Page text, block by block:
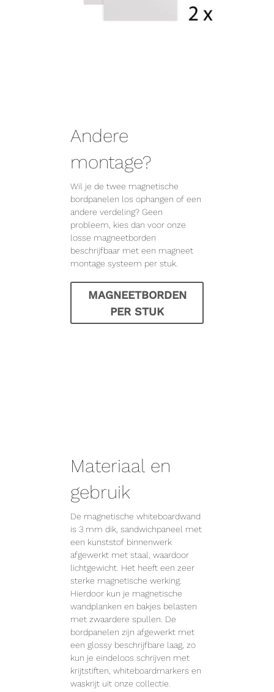
Andere
montage?
Wil je de twee magnetische
bordpanelen los ophangen of een
andere verdeling? Geen
probleem, kies dan voor onze
losse magneetborden
beschrijfbaar met een magneet
montage systeem per stuk.
MAGNEETBORDEN
PER STUK
Materiaal en
gebruik
De magnetische whiteboardwand
is 3 mm dik, sandwichpaneel met
een kunststof binnenwerk
afgewerkt met staal, waardoor
lichtgewicht. Het heeft een zeer
sterke magnetische werking.
Hierdoor kun je magnetische
wandplanken en bakjes belasten
met zwaardere spullen. De
bordpanelen zijn afgewerkt met
een glossy beschrijfbare laag, zo
kun je eindeloos schrijven met
krijtstiften, whiteboardmarkers en
waskrijt uit onze collectie.